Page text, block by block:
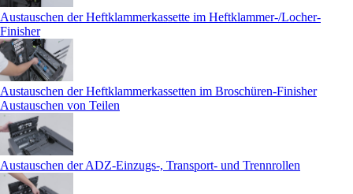
Austauschen der Heftklammerkassette im Heftklammer-/Locher-
Finisher
Austauschen der Heftklammerkassetten im Broschüren-Finisher
Austauschen von Teilen
Austauschen der ADZ-Einzugs-, Transport- und Trennrollen